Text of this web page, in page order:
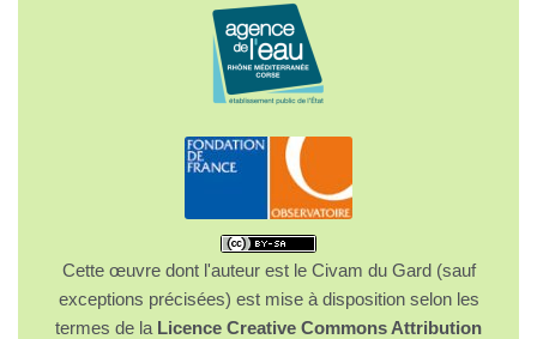
Cette œuvre dont l'auteur est le Civam du Gard (sauf
exceptions précisées) est mise à disposition selon les
termes de la Licence Creative Commons Attribution